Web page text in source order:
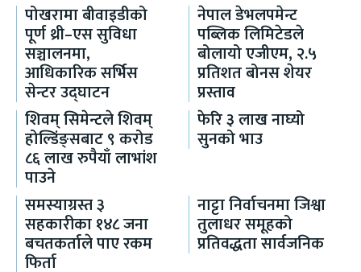
पोखरामा बीवाइडीको
पूर्ण थ्री–एस सुविधा
सञ्चालनमा,
आधिकारिक सर्भिस
सेन्टर उद्घाटन
नेपाल डेभलपमेन्ट
पब्लिक लिमिटेडले
बोलायो एजीएम, २.५
प्रतिशत बोनस शेयर
प्रस्ताव
शिवम् सिमेन्टले शिवम्
होल्डिंङ्सबाट ९ करोड
८६ लाख रुपैयाँ लाभांश
पाउने
फेरि ३ लाख नाघ्यो
सुनको भाउ
समस्याग्रस्त ३
सहकारीका १४८ जना
बचतकर्ताले पाए रकम
फिर्ता
नाट्टा निर्वाचनमा जिश्वा
तुलाधर समूहको
प्रतिवद्धता सार्वजनिक